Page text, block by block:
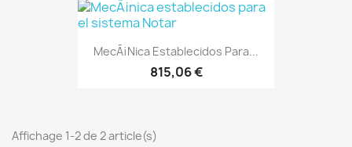
MecÃ¡nica Establecidos Para...
815,06 €
Affichage 1-2 de 2 article(s)